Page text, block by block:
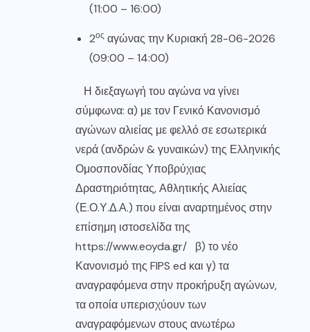
(11:00 – 16:00)
2ος αγώνας την Κυριακή 28-06-2026
(09:00 – 14:00)
Η διεξαγωγή του αγώνα να γίνει
σύμφωνα: α) με τον Γενικό Κανονισμό
αγώνων αλιείας με φελλό σε εσωτερικά
νερά (ανδρών & γυναικών) της Ελληνικής
Ομοσπονδίας Υποβρύχιας
Δραστηριότητας, Αθλητικής Αλιείας
(Ε.Ο.Υ.Δ.Α.) που είναι αναρτημένος στην
επίσημη ιστοσελίδα της
https://www.eoyda.gr/ β) το νέο
Κανονισμό της FIPS ed και γ) τα
αναγραφόμενα στην προκήρυξη αγώνων,
τα οποία υπερισχύουν των
αναγραφόμενων στους ανωτέρω